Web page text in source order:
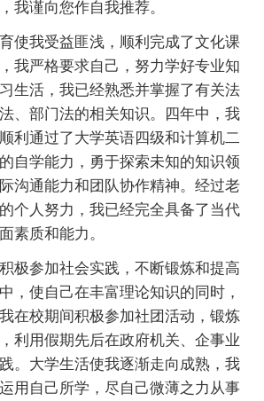
我谨向您作自我推荐。
使我受益匪浅，顺利完成了文化课
我严格要求自己，努力学好专业知
生活，我已经熟悉并掌握了有关法
、部门法的相关知识。四年中，我
利通过了大学英语四级和计算机二
自学能力，勇于探索未知的知识领
沟通能力和团队协作精神。经过老
个人努力，我已经完全具备了当代
素质和能力。
极参加社会实践，不断锻炼和提高
，使自己在丰富理论知识的同时，
在校期间积极参加社团活动，锻炼
利用假期先后在政府机关、企事业
。大学生活使我逐渐走向成熟，我
用自己所学，尽自己微薄之力从事